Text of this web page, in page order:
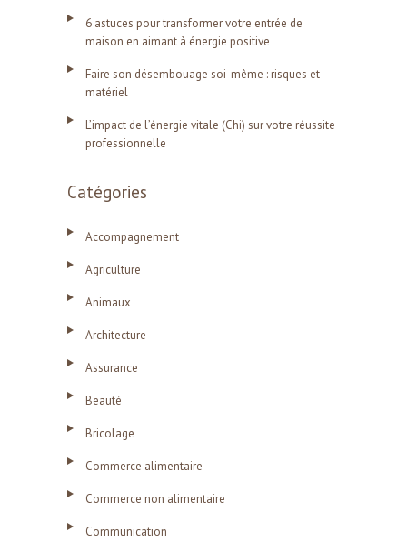
6 astuces pour transformer votre entrée de
maison en aimant à énergie positive
Faire son désembouage soi-même : risques et
matériel
L’impact de l’énergie vitale (Chi) sur votre réussite
professionnelle
Catégories
Accompagnement
Agriculture
Animaux
Architecture
Assurance
Beauté
Bricolage
Commerce alimentaire
Commerce non alimentaire
Communication